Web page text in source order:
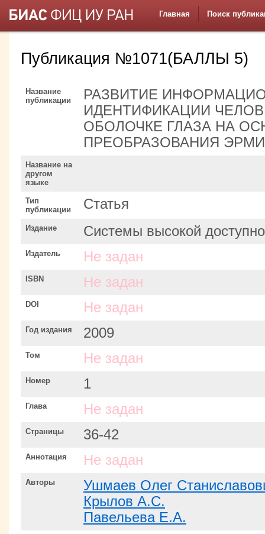
Главная Поиск
Публикация №1071(БАЛЛЫ 5)
Название
публикации
РАЗВИТИЕ
ИДЕНТИФИКАЦИИ
ОБОЛОЧКЕ ГЛАЗА НА
ПРЕОБРАЗОВАНИЯ
Название на
другом
языке
Тип
публикации
Статья
Издание Системы высокой
Издатель Не задан
ISBN Не задан
DOI Не задан
Год издания 2009
Том Не задан
Номер 1
Глава Не задан
Страницы 36-42
Аннотация Не задан
Авторы
Ушмаев Олег
Крылов А.С.
Павельева Е.А.